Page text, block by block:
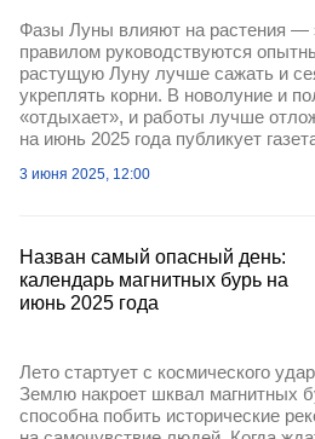
Фазы Луны влияют на растения —
правилом руководствуются
растущую Луну лучше сажать и
укреплять корни. В новолуние и
«отдыхает», и работы лучше
на июнь 2025 года публикует
3 июня 2025, 12:00
Назван самый опасный день:
календарь магнитных бурь на
июнь 2025 года
Лето стартует с космического
Землю накроет шквал магнитных
способна побить исторические